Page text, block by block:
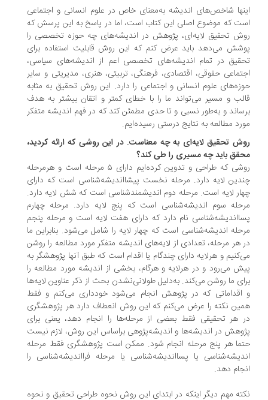
شاخص‌های اندیشه به‌معنای خاص در علوم انسانی و اجتماعی
که موضوع اصلی این کتاب است، اما در پاسخ به این پرسش که
تحقیق لایه‌ای، پژوهش در اندیشه‌های چه حوزه تخصصی را
می‌دهد باید عرض کنم که این روش قابلیت استفاده برای
در تمام اندیشه‌های تخصصی اعم از اندیشه‌های سیاسی،
حقوقی، اقتصادی، فرهنگی، تربیتی، هنری، مدیریتی و سایر
علوم انسانی و اجتماعی را دارد. این روش تحقیق به مثابه
و مسیر می‌تواند ما را با خطای کمتر و اتقان بیشتر به هدف
و به‌طور نسبی و تا حدی مطمئن کند که در فهم اندیشه متفکر
مطالعه به نتایج درستی رسیده‌ایم.
تحقیق لایه‌ای به چه معناست. در این روشی که ارائه کردید،
باید چه مسیری را طی کند؟
روشی که طراحی و تدوین کرده‌ایم دارای ۵ مرحله است و هر‌مرحله
لایه دارد. مرحله نخست پیشااندیشه‌شناسی است که دارای
لایه است. مرحله دوم اندیشمند‌شناسی است که شش لایه دارد.
سوم اندیشه‌شناسی است که پنج لایه دارد. مرحله چهارم
نام دارد که دارای هفت لایه است و مرحله پنجم
اندیشه‌شناسی است که چهار لایه را شامل می‌شود. بنابراین ما
هر مرحله‌، تعدادی از لایه‌های اندیشه متفکر مورد مطالعه را روشن
و هر‌‌لایه دارای چند‌گام یا اقدام است که طبق آنها پژوهشگر به
می‌رود و در هر‌لایه و هر‌گام، بخشی از اندیشه مورد مطالعه را
ما روشن می‌کند. به‌دلیل طولانی‌نشدن بحث از ذکر عناوین لایه‌ها
که در پژوهش انجام می‌شود خودداری می‌کنم و فقط
نکته را عرض می‌کنم که این روش انعطاف دارد هر پژوهشگری
هر تحقیقی فقط بعضی از مرحله‌ها را انجام دهد، یعنی برای
در اندیشه‌ها و اندیشه‌پژوهی براساس این روش، لازم نیست
هر پنج مرحله انجام شود. ممکن است پژوهشگری فقط مرحله
یا پسااندیشه‌شناسی یا مرحله فرااندیشه‌شناسی را
دهد.
مهم دیگر اینکه در ابتدای این روش نحوه طراحی تحقیق و نحوه